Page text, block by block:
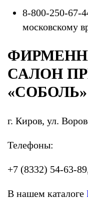
8-800-250-67-
московскому
САЛОН
«СОБОЛЬ»
г. Киров, ул.
Телефоны:
+7 (8332) 54-63-
В нашем каталоге